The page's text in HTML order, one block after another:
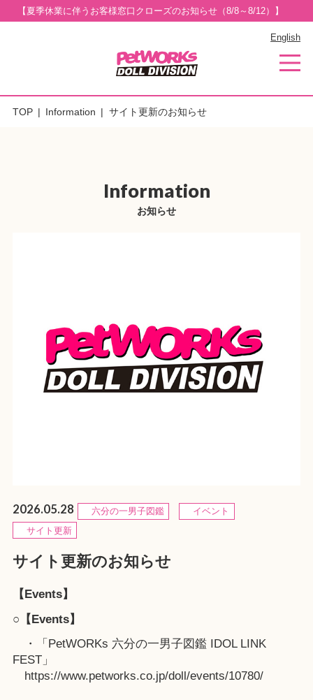
【夏季休業に伴うお客様窓口クローズのお知らせ（8/8～8/12）】
English
TOP Information サイト更新のお知らせ
Information
お知らせ
2026.05.28 六分の一男子図鑑
イベント
サイト更新
サイト更新のお知らせ
【Events】
○【Events】
・「PetWORKs 六分の一男子図鑑 IDOL LINK
FEST」
https://www.petworks.co.jp/doll/events/10780/